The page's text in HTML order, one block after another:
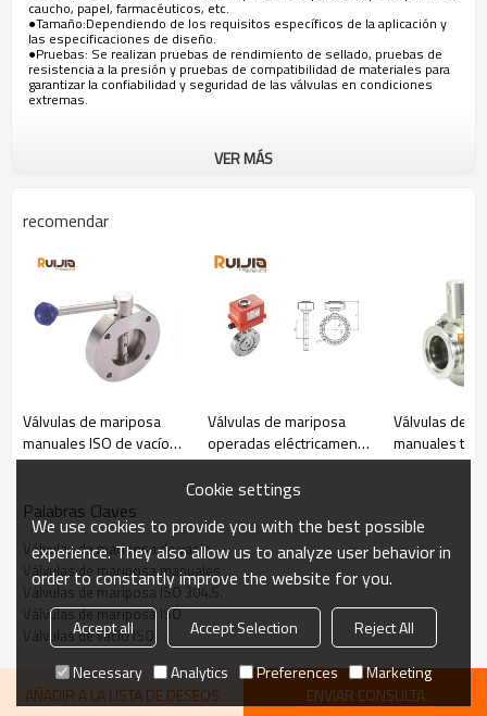
caucho, papel, farmacéuticos, etc.
●Tamaño:Dependiendo de los requisitos específicos de la aplicación y
las especificaciones de diseño.
●Pruebas: Se realizan pruebas de rendimiento de sellado, pruebas de
resistencia a la presión y pruebas de compatibilidad de materiales para
garantizar la confiabilidad y seguridad de las válvulas en condiciones
extremas.
EspecificacionesDe Aplicación De Válvulas De Mariposa
Manuales De Vacío De Acero Inoxidable Tipo ISO Para
VER MÁS
recomendar
Válvulas de mariposa
manuales ISO de vacío
de acero inoxidable
aplicaciones de vacío
Válvulas de mariposa
operadas eléctricamente
para alto vacío 304.S.S
para sistemas de vacío al
Válvulas de
manuales tipo
acero
Palabras Claves
Válvulas de mariposa de vacío
Válvulas de mariposa manuales
Válvulas de mariposa ISO 304.S.
Válvulas de mariposa ISO
Válvulas de vacío ISO
AÑADIR A LA LISTA DE DESEOS ENVIAR CONSULTA
Cookie settings
We use cookies to provide you with the best possible
experience. They also allow us to analyze user behavior in
order to constantly improve the website for you.
Accept all Accept Selection
Reject All
Necessary
Analytics Preferences Marketing